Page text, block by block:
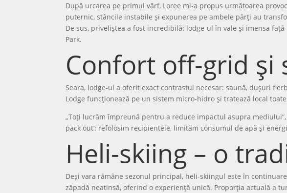
După urcarea pe primul vârf, Loree mi-a propus următoarea
puternic, stâncile instabile și expunerea pe ambele părți au
De sus, priveliștea a fost incredibilă: lodge-ul în vale și imensa
Park.
Confort off-grid și
Seara, lodge-ul a oferit exact contrastul necesar: saună, dușuri
Lodge funcționează pe un sistem micro-hidro și tratează local
„Toți lucrăm împreună pentru a reduce impactul asupra
pack out’: refolosim recipientele, limităm consumul de apă și
Heli-skiing – o
Deși vara rămâne sezonul principal, heli-skiingul este în
zăpadă neatinsă, oferind o experiență unică. Proporția actuală a